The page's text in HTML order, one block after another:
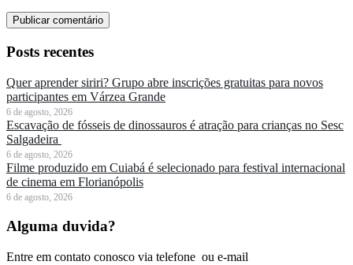
Posts recentes
Quer aprender siriri? Grupo abre inscrições gratuitas para novos
participantes em Várzea Grande
6 de agosto, 2026
Escavação de fósseis de dinossauros é atração para crianças no Sesc
Salgadeira
6 de agosto, 2026
Filme produzido em Cuiabá é selecionado para festival internacional
de cinema em Florianópolis
6 de agosto, 2026
Alguma duvida?
Entre em contato conosco via telefone ou e-mail